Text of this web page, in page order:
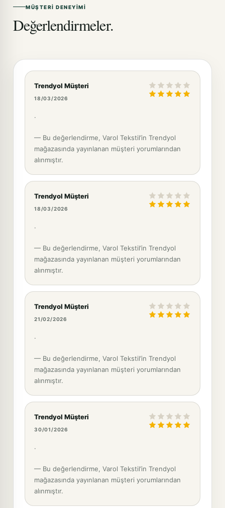
MÜŞTERI DENEYIMI
Değerlendirmeler.
Trendyol Müşteri
18/03/2026
.
— Bu değerlendirme, Varol Tekstil’in Trendyol
mağazasında yayınlanan müşteri yorumlarından
alınmıştır.
Trendyol Müşteri
18/03/2026
.
— Bu değerlendirme, Varol Tekstil’in Trendyol
mağazasında yayınlanan müşteri yorumlarından
alınmıştır.
Trendyol Müşteri
21/02/2026
.
— Bu değerlendirme, Varol Tekstil’in Trendyol
mağazasında yayınlanan müşteri yorumlarından
alınmıştır.
Trendyol Müşteri
30/01/2026
.
— Bu değerlendirme, Varol Tekstil’in Trendyol
mağazasında yayınlanan müşteri yorumlarından
alınmıştır.